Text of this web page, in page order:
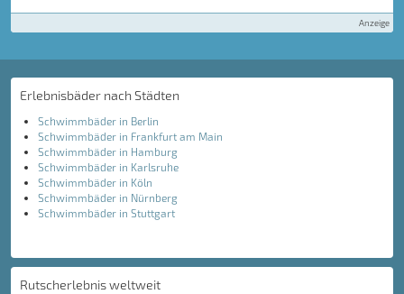
Anzeige
Erlebnisbäder nach Städten
Schwimmbäder in Berlin
Schwimmbäder in Frankfurt am Main
Schwimmbäder in Hamburg
Schwimmbäder in Karlsruhe
Schwimmbäder in Köln
Schwimmbäder in Nürnberg
Schwimmbäder in Stuttgart
Rutscherlebnis weltweit